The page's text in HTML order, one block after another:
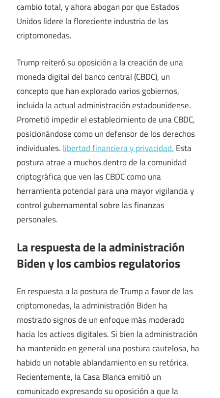
cambio total, y ahora abogan por que Estados
Unidos lidere la floreciente industria de las
criptomonedas.
Trump reiteró su oposición a la creación de una
moneda digital del banco central (CBDC), un
concepto que han explorado varios gobiernos,
incluida la actual administración estadounidense.
Prometió impedir el establecimiento de una CBDC,
posicionándose como un defensor de los derechos
individuales. libertad financiera y privacidad. Esta
postura atrae a muchos dentro de la comunidad
criptográfica que ven las CBDC como una
herramienta potencial para una mayor vigilancia y
control gubernamental sobre las finanzas
personales.
La respuesta de la administración
Biden y los cambios regulatorios
En respuesta a la postura de Trump a favor de las
criptomonedas, la administración Biden ha
mostrado signos de un enfoque más moderado
hacia los activos digitales. Si bien la administración
ha mantenido en general una postura cautelosa, ha
habido un notable ablandamiento en su retórica.
Recientemente, la Casa Blanca emitió un
comunicado expresando su oposición a que la